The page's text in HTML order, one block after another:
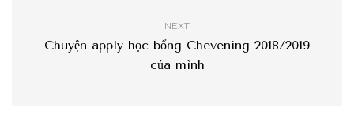
NEXT
Chuyện apply học bổng Chevening 2018/2019
của mình